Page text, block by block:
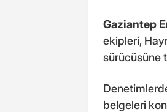
Gaziantep
ekipleri,
sürücüsüne
belgeleri